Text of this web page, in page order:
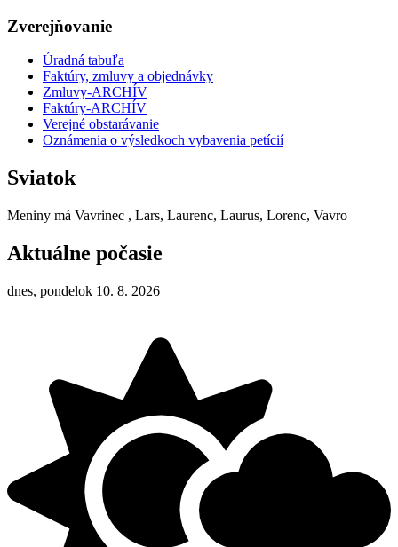
Zverejňovanie
Úradná tabuľa
Faktúry, zmluvy a objednávky
Zmluvy-ARCHÍV
Faktúry-ARCHÍV
Verejné obstarávanie
Oznámenia o výsledkoch vybavenia petícií
Sviatok
Meniny má Vavrinec , Lars, Laurenc, Laurus, Lorenc, Vavro
Aktuálne počasie
dnes, pondelok 10. 8. 2026